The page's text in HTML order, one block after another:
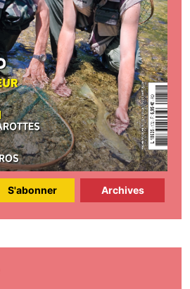
S'abonner Archives